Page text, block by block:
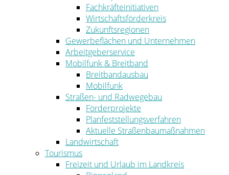
Fachkräfteinitiativen
Wirtschaftsförderkreis
Zukunftsregionen
Gewerbeflächen und Unternehmen
Arbeitgeberservice
Mobilfunk & Breitband
Breitbandausbau
Mobilfunk
Straßen- und Radwegebau
Förderprojekte
Planfeststellungsverfahren
Aktuelle Straßenbaumaßnahmen
Landwirtschaft
Tourismus
Freizeit und Urlaub im Landkreis